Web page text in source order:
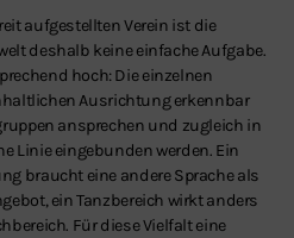
aufgestellten Verein ist die
deshalb keine einfache Aufgabe.
hoch: Die einzelnen
Ausrichtung erkennbar
ansprechen und zugleich in
Linie eingebunden werden. Ein
braucht eine andere Sprache als
ein Tanzbereich wirkt anders
Für diese Vielfalt eine